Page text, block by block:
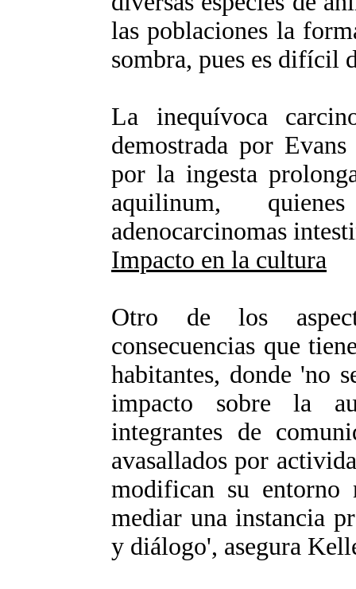
las poblaciones la
sombra, pues es difícil
La inequívoca
demostrada por
por la ingesta
aquilinum,
adenocarcinomas
Impacto en la cultura
Otro de los
consecuencias que
habitantes, donde 'no
impacto sobre la
integrantes de
avasallados por
modifican su entorno
mediar una instancia
y diálogo', asegura